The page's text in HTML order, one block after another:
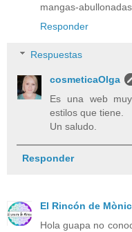
mangas-
Responder
Respuestas
cosmeticaOlga
Es una web
estilos que tiene.
Un saludo.
Responder
El Rincón de
Hola guapa no